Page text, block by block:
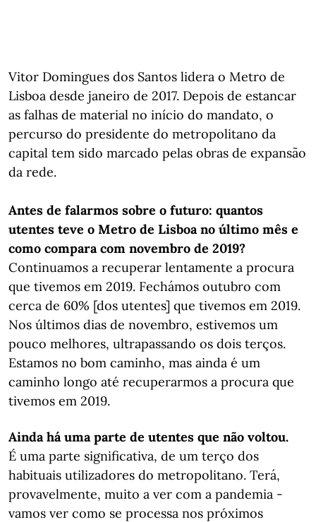
Vitor Domingues dos Santos lidera o Metro de
Lisboa desde janeiro de 2017. Depois de estancar
as falhas de material no início do mandato, o
percurso do presidente do metropolitano da
capital tem sido marcado pelas obras de expansão
da rede.
Antes de falarmos sobre o futuro: quantos
utentes teve o Metro de Lisboa no último mês e
como compara com novembro de 2019?
Continuamos a recuperar lentamente a procura
que tivemos em 2019. Fechámos outubro com
cerca de 60% [dos utentes] que tivemos em 2019.
Nos últimos dias de novembro, estivemos um
pouco melhores, ultrapassando os dois terços.
Estamos no bom caminho, mas ainda é um
caminho longo até recuperarmos a procura que
tivemos em 2019.
Ainda há uma parte de utentes que não voltou.
É uma parte significativa, de um terço dos
habituais utilizadores do metropolitano. Terá,
provavelmente, muito a ver com a pandemia -
vamos ver como se processa nos próximos